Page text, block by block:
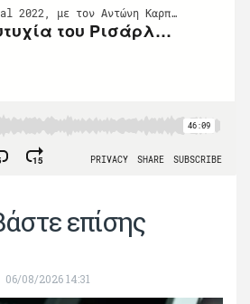
επίσης
06/08/2026 14:31